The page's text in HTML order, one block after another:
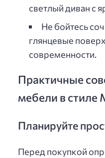
светлый диван с
Не бойтесь
глянцевые
современности.
Практичные
мебели в стиле
Планируйте
Перед покупкой